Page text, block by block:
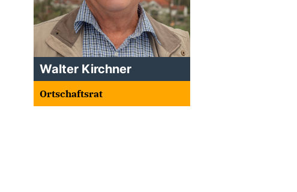
Walter Kirchner
Ortschaftsrat